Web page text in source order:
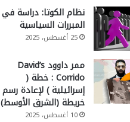
نظام الكوتا: دراسة في
المبررات السياسية
25 أغسطس، 2025
ممر داوود David’s
Corrido : خطة (
إسرائيلية ) لإعادة رسم
خريطة (الشرق الأوسط)
10 أغسطس، 2025